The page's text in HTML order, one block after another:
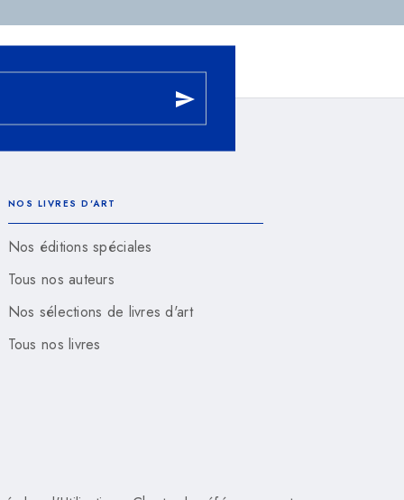
send
NOS LIVRES D'ART
Nos éditions spéciales
Tous nos auteurs
Nos sélections de livres d'art
Tous nos livres